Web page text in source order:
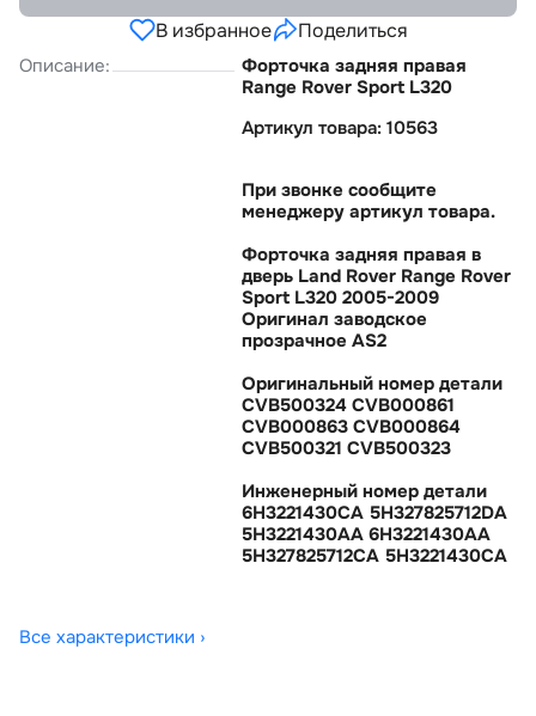
В избранное Поделиться
Описание:
Форточка задняя правая
Range Rover Sport L320
Артикул товара: 10563
При звонке сообщите
менеджеру артикул товара.
Форточка задняя правая
дверь Land Rover Range Rover
Sport L320 2005-2009
Оригинал заводское
прозрачное AS2
Оригинальный номер детали
CVB500324 CVB000861
CVB000863 CVB000864
CVB500321 CVB500323
Инженерный номер детали
6H3221430CA 5H327825712DA
5H3221430AA 6H3221430AA
5H327825712CA 5H3221430CA
Все характеристики ›